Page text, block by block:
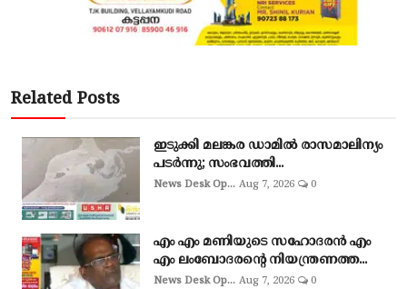
Related Posts
ഇടുക്കി മലങ്കര ഡാമിൽ രാസമാലിന്യം
പടർന്നു; സംഭവത്തി...
News Desk Op... Aug 7, 2026 0
എം എം മണിയുടെ സഹോദരൻ എം
എം ലംബോദരൻ്റെ നിയന്ത്രണത്ത...
News Desk Op... Aug 7, 2026 0